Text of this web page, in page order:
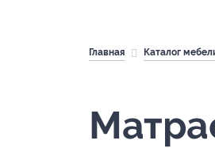
Главная Каталог